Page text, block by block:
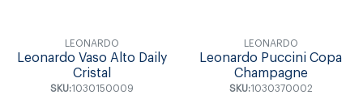
LEONARDO
Leonardo Vaso Alto Daily
Cristal
SKU:1030150009
LEONARDO
Leonardo Puccini Copa
Champagne
SKU:1030370002